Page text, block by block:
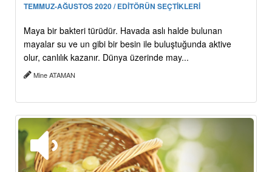
TEMMUZ-AĞUSTOS 2020 / EDİTÖRÜN SEÇTİKLERİ
Maya bir bakteri türüdür. Havada aslı halde bulunan
mayalar su ve un gibi bir besin ile buluştuğunda aktive
olur, canlılık kazanır. Dünya üzerinde may...
Mine ATAMAN